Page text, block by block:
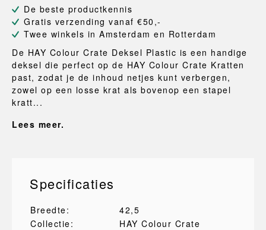
De beste productkennis
Gratis verzending vanaf €50,-
Twee winkels in Amsterdam en Rotterdam
De HAY Colour Crate Deksel Plastic is een handige
deksel die perfect op de HAY Colour Crate Kratten
past, zodat je de inhoud netjes kunt verbergen,
zowel op een losse krat als bovenop een stapel
kratt...
Lees meer.
Specificaties
Breedte:
42,5
Collectie:
HAY Colour Crate